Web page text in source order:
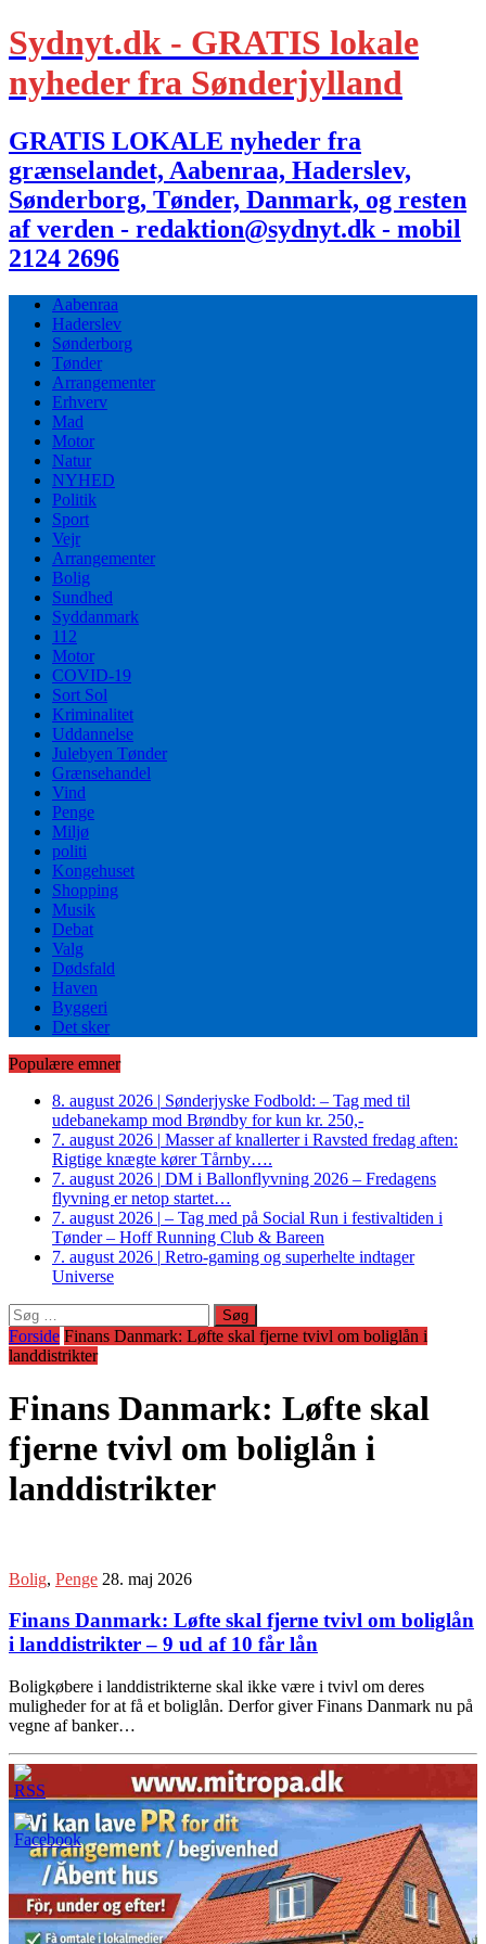
Sydnyt.dk - GRATIS lokale
nyheder fra Sønderjylland
GRATIS LOKALE nyheder fra
grænselandet, Aabenraa, Haderslev,
Sønderborg, Tønder, Danmark, og resten
af verden - redaktion@sydnyt.dk - mobil
2124 2696
Aabenraa
Haderslev
Sønderborg
Tønder
Arrangementer
Erhverv
Mad
Motor
Natur
NYHED
Politik
Sport
Vejr
Arrangementer
Bolig
Sundhed
Syddanmark
112
Motor
COVID-19
Sort Sol
Kriminalitet
Uddannelse
Julebyen Tønder
Grænsehandel
Vind
Penge
Miljø
politi
Kongehuset
Shopping
Musik
Debat
Valg
Dødsfald
Haven
Byggeri
Det sker
Populære emner
8. august 2026 | Sønderjyske Fodbold: – Tag med til
udebanekamp mod Brøndby for kun kr. 250,-
7. august 2026 | Masser af knallerter i Ravsted fredag aften:
Rigtige knægte kører Tårnby….
7. august 2026 | DM i Ballonflyvning 2026 – Fredagens
flyvning er netop startet…
7. august 2026 | – Tag med på Social Run i festivaltiden i
Tønder – Hoff Running Club & Bareen
7. august 2026 | Retro-gaming og superhelte indtager
Universe
Søg
efter:
Forside Finans Danmark: Løfte skal fjerne tvivl om boliglån i
landdistrikter
Finans Danmark: Løfte skal
fjerne tvivl om boliglån i
landdistrikter
Bolig, Penge 28. maj 2026
Finans Danmark: Løfte skal fjerne tvivl om boliglån
i landdistrikter – 9 ud af 10 får lån
Boligkøbere i landdistrikterne skal ikke være i tvivl om deres
muligheder for at få et boliglån. Derfor giver Finans Danmark nu på
vegne af banker…